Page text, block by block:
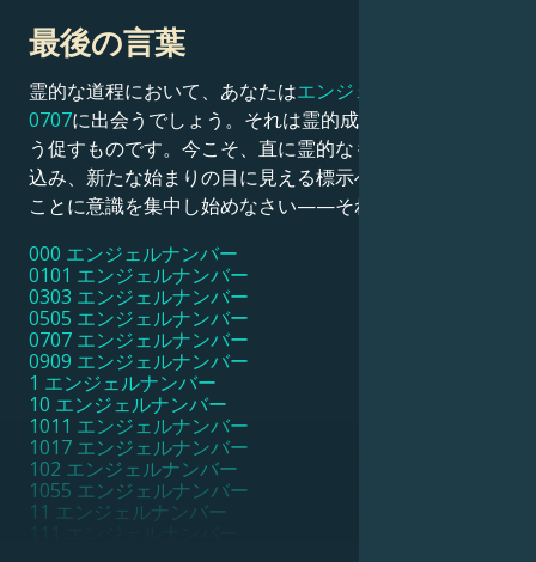
最後の言葉
霊的な道程において、あなたはエンジェルナンバー
0707に出会うでしょう。それは霊的成長に集中するよ
う促すものです。今こそ、直に霊的なものの深淵に飛び
込み、新たな始まりの目に見える標示へと向かっている
ことに意識を集中し始めなさい——それは鮮明です。
000 エンジェルナンバー
0101 エンジェルナンバー
0303 エンジェルナンバー
0505 エンジェルナンバー
0707 エンジェルナンバー
0909 エンジェルナンバー
1 エンジェルナンバー
10 エンジェルナンバー
1011 エンジェルナンバー
1017 エンジェルナンバー
102 エンジェルナンバー
1055 エンジェルナンバー
11 エンジェルナンバー